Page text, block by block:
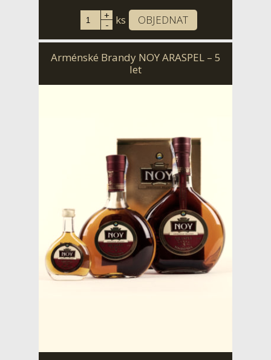
+
- ks OBJEDNAT
Arménské Brandy NOY ARASPEL – 5
let